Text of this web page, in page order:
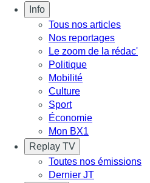
Info
Tous nos articles
Nos reportages
Le zoom de la rédac'
Politique
Mobilité
Culture
Sport
Économie
Mon BX1
Replay TV
Toutes nos émissions
Dernier JT